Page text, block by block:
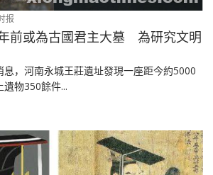
报
前或為古國君主大墓 為研究文明
息，河南永城王莊遺址發現一座距今約5000
物350餘件...